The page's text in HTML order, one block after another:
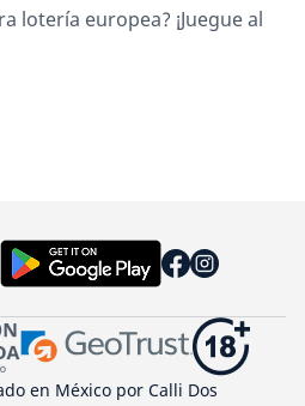
lotería europea? ¡Juegue al
en México por Calli Dos